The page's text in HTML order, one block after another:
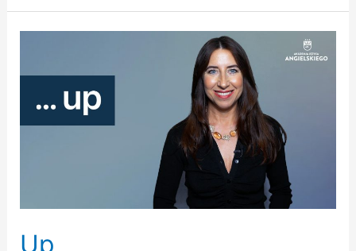
Up